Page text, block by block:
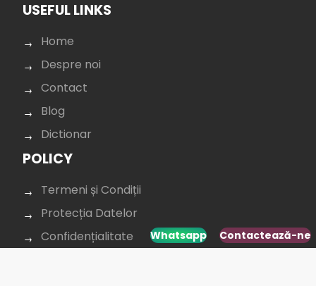
Whatsapp Contactează-ne
USEFUL LINKS
Home
Despre noi
Contact
Blog
Dictionar
POLICY
Termeni și Condiții
Protecția Datelor
Confidențialitate